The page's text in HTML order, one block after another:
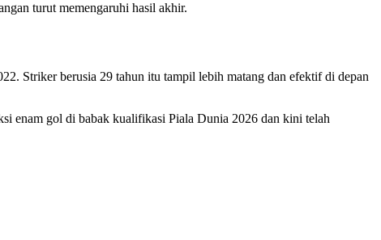
turut memengaruhi hasil akhir.
Striker berusia 29 tahun itu tampil lebih matang dan efektif di depan
enam gol di babak kualifikasi Piala Dunia 2026 dan kini telah